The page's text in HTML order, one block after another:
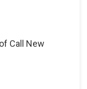
Call New